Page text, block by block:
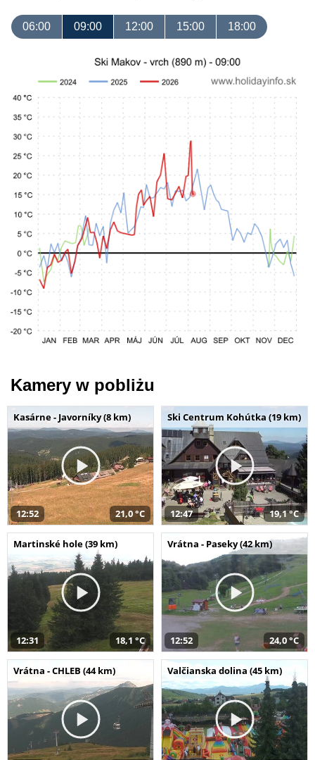
06:00 09:00 12:00 15:00 18:00
Kamery w pobliżu
Kasárne - Javorníky (8 km)
12:52 21,0 °C
Ski Centrum Kohútka (19 km)
12:47 19,1 °C
Martinské hole (39 km)
12:31 18,1 °C
Vrátna - Paseky (42 km)
12:52 24,0 °C
Vrátna - CHLEB (44 km) Valčianska dolina (45 km)